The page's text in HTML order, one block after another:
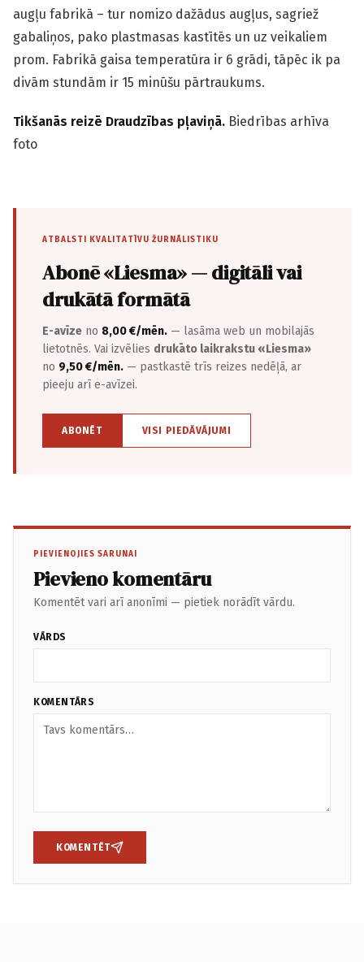
augļu fabrikā – tur nomizo dažādus augļus, sagriež
gabaliņos, pako plastmasas kastītēs un uz veikaliem
prom. Fabrikā gaisa temperatūra ir 6 grādi, tāpēc ik pa
divām stundām ir 15 minūšu pārtraukums.
Tikšanās reizē Draudzības pļaviņā. Biedrības arhīva
foto
ATBALSTI KVALITATĪVU ŽURNĀLISTIKU
Abonē «Liesma» — digitāli vai
drukātā formātā
E-avīze no 8,00 €/mēn. — lasāma web un mobilajās
lietotnēs. Vai izvēlies drukāto laikrakstu «Liesma»
no 9,50 €/mēn. — pastkastē trīs reizes nedēļā, ar
pieeju arī e-avīzei.
ABONĒT VISI PIEDĀVĀJUMI
PIEVIENOJIES SARUNAI
Pievieno komentāru
Komentēt vari arī anonīmi — pietiek norādīt vārdu.
VĀRDS
KOMENTĀRS
KOMENTĒT